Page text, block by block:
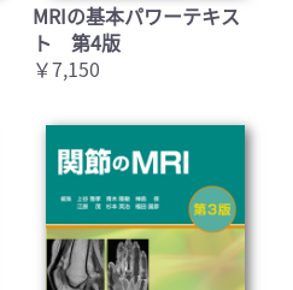
MRIの基本パワーテキス
ト 第4版
￥7,150